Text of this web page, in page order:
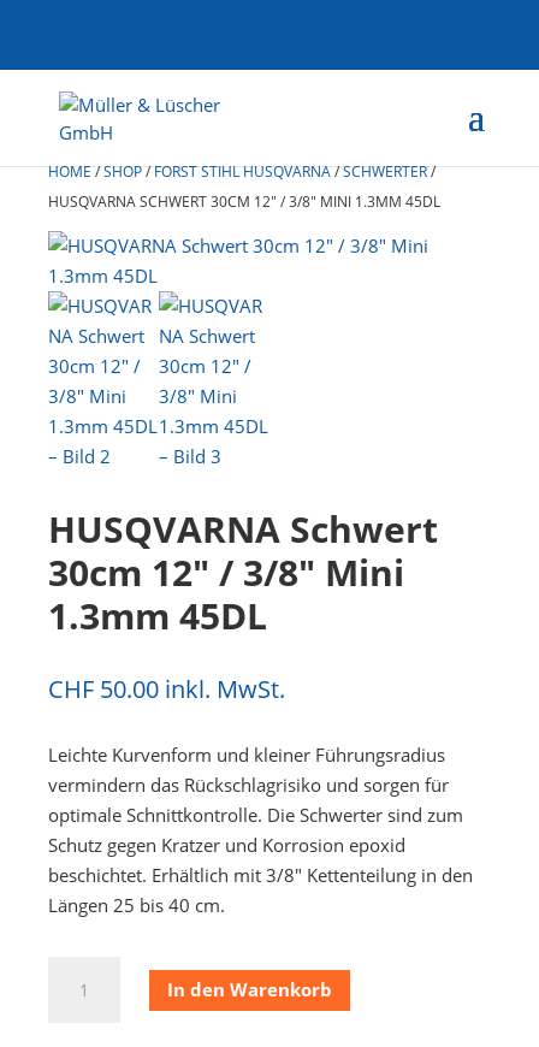
HOME/SHOP/FORST STIHL HUSQVARNA/SCHWERTER/
HUSQVARNA SCHWERT 30CM 12″ / 3/8″ MINI 1.3MM 45DL
HUSQVARNA Schwert
30cm 12″ / 3/8″ Mini
1.3mm 45DL
CHF 50.00 inkl. MwSt.
Leichte Kurvenform und kleiner Führungsradius
vermindern das Rückschlagrisiko und sorgen für
optimale Schnittkontrolle. Die Schwerter sind zum
Schutz gegen Kratzer und Korrosion epoxid
beschichtet. Erhältlich mit 3/8″ Kettenteilung in den
Längen 25 bis 40 cm.
HUSQVARNA
Schwert
In den Warenkorb